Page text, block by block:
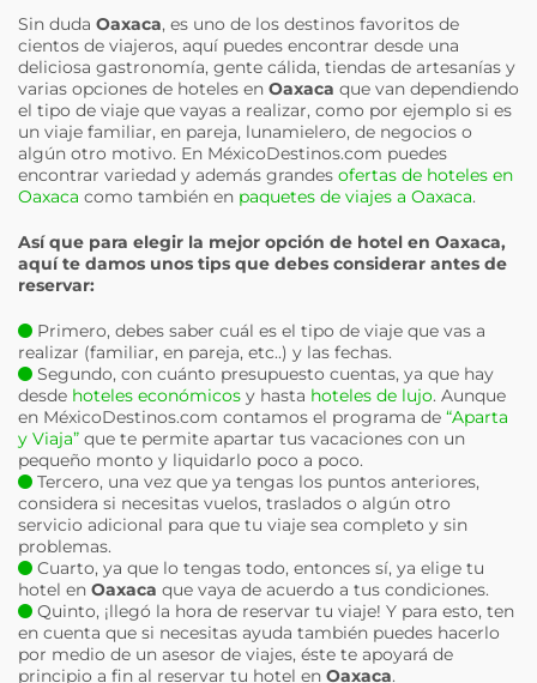
Sin duda Oaxaca, es uno de los destinos favoritos de
cientos de viajeros, aquí puedes encontrar desde una
deliciosa gastronomía, gente cálida, tiendas de artesanías y
varias opciones de hoteles en Oaxaca que van dependiendo
el tipo de viaje que vayas a realizar, como por ejemplo si es
un viaje familiar, en pareja, lunamielero, de negocios o
algún otro motivo. En MéxicoDestinos.com puedes
encontrar variedad y además grandes ofertas de hoteles en
Oaxaca como también en paquetes de viajes a Oaxaca.
Así que para elegir la mejor opción de hotel en Oaxaca,
aquí te damos unos tips que debes considerar antes de
reservar:
Primero, debes saber cuál es el tipo de viaje que vas a
realizar (familiar, en pareja, etc..) y las fechas.
Segundo, con cuánto presupuesto cuentas, ya que hay
desde hoteles económicos y hasta hoteles de lujo. Aunque
en MéxicoDestinos.com contamos el programa de “Aparta
y Viaja” que te permite apartar tus vacaciones con un
pequeño monto y liquidarlo poco a poco.
Tercero, una vez que ya tengas los puntos anteriores,
considera si necesitas vuelos, traslados o algún otro
servicio adicional para que tu viaje sea completo y sin
problemas.
Cuarto, ya que lo tengas todo, entonces sí, ya elige tu
hotel en Oaxaca que vaya de acuerdo a tus condiciones.
Quinto, ¡llegó la hora de reservar tu viaje! Y para esto, ten
en cuenta que si necesitas ayuda también puedes hacerlo
por medio de un asesor de viajes, éste te apoyará de
principio a fin al reservar tu hotel en Oaxaca.